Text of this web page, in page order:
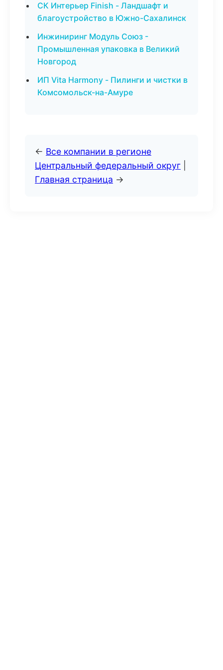
СК Интерьер Finish - Ландшафт и
благоустройство в Южно-Сахалинск
Инжиниринг Модуль Союз -
Промышленная упаковка в Великий
Новгород
ИП Vita Harmony - Пилинги и чистки в
Комсомольск-на-Амуре
← Все компании в регионе
Центральный федеральный округ
Главная страница →